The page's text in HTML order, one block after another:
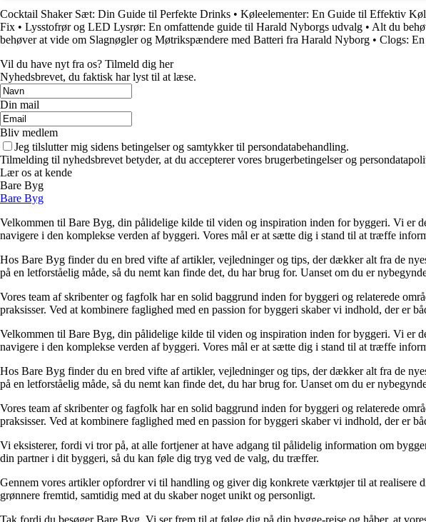
Cocktail Shaker Sæt: Din Guide til Perfekte Drinks • Køleelementer: En Guide til Effektiv
Fix • Lysstofrør og LED Lysrør: En omfattende guide til Harald Nyborgs udvalg • Alt du
behøver at vide om Slagnøgler og Møtrikspændere med Batteri fra Harald Nyborg • Clogs:
Vil du have nyt fra os? Tilmeld dig her
Nyhedsbrevet, du faktisk har lyst til at læse.
Din mail
Bliv medlem
Jeg tilslutter mig sidens betingelser og samtykker til persondatabehandling.
Tilmelding til nyhedsbrevet betyder, at du accepterer vores brugerbetingelser og
Lær os at kende
Bare Byg
Bare Byg
Velkommen til Bare Byg, din pålidelige kilde til viden og inspiration inden for byggeri. Vi er
navigere i den komplekse verden af byggeri. Vores mål er at sætte dig i stand til at træffe
Hos Bare Byg finder du en bred vifte af artikler, vejledninger og tips, der dækker alt fra de
på en letforståelig måde, så du nemt kan finde det, du har brug for. Uanset om du er
Vores team af skribenter og fagfolk har en solid baggrund inden for byggeri og relaterede
praksisser. Ved at kombinere faglighed med en passion for byggeri skaber vi indhold, der er
Velkommen til Bare Byg, din pålidelige kilde til viden og inspiration inden for byggeri. Vi er
navigere i den komplekse verden af byggeri. Vores mål er at sætte dig i stand til at træffe
Hos Bare Byg finder du en bred vifte af artikler, vejledninger og tips, der dækker alt fra de
på en letforståelig måde, så du nemt kan finde det, du har brug for. Uanset om du er
Vores team af skribenter og fagfolk har en solid baggrund inden for byggeri og relaterede
praksisser. Ved at kombinere faglighed med en passion for byggeri skaber vi indhold, der er
Vi eksisterer, fordi vi tror på, at alle fortjener at have adgang til pålidelig information om
din partner i dit byggeri, så du kan føle dig tryg ved de valg, du træffer.
Gennem vores artikler opfordrer vi til handling og giver dig konkrete værktøjer til at realisere
grønnere fremtid, samtidig med at du skaber noget unikt og personligt.
Tak fordi du besøger Bare Byg. Vi ser frem til at følge dig på din bygge-rejse og håber, at